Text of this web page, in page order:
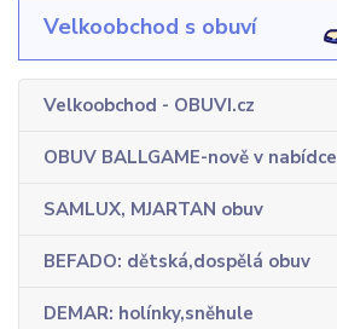
Velkoobchod s obuví
Velkoobchod - OBUVI.cz
OBUV BALLGAME-nově v nabídce
SAMLUX, MJARTAN obuv
BEFADO: dětská,dospělá obuv
DEMAR: holínky,sněhule